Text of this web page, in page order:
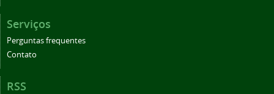
Serviços
Perguntas frequentes
Contato
RSS